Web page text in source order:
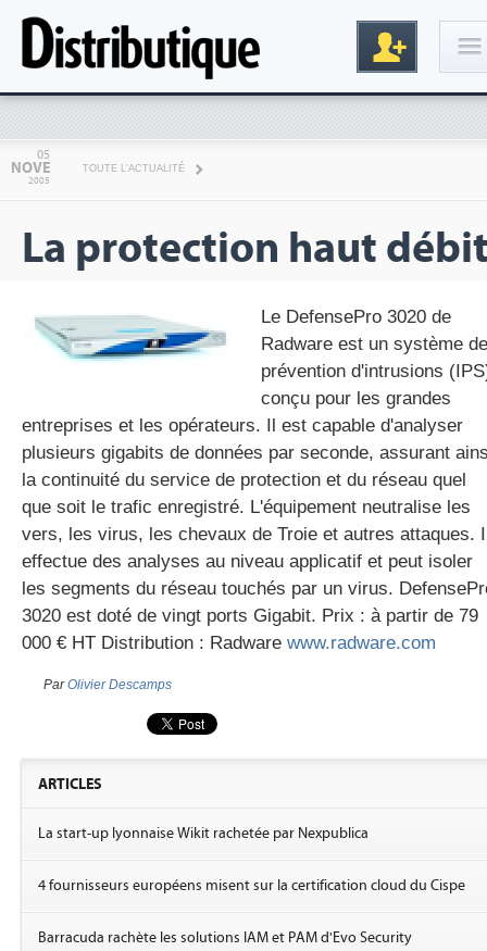
Inscription
gratuite
05
NOVE
2005
TOUTE L'ACTUALITÉ
La protection haut
Le DefensePro 3020 de
Radware est un système de
prévention d'intrusions
conçu pour les grandes
entreprises et les opérateurs. Il est capable d'analyser
plusieurs gigabits de données par seconde, assurant
la continuité du service de protection et du réseau quel
que soit le trafic enregistré. L'équipement neutralise les
vers, les virus, les chevaux de Troie et autres attaques.
effectue des analyses au niveau applicatif et peut isoler
les segments du réseau touchés par un virus.
3020 est doté de vingt ports Gigabit. Prix : à partir de 79
000 € HT Distribution : Radware www.radware.com
ParOlivier Descamps
ARTICLES
La start-up lyonnaise Wikit rachetée par Nexpublica
4 fournisseurs européens misent sur la certification cloud du Cispe
Barracuda rachète les solutions IAM et PAM d'Evo Security